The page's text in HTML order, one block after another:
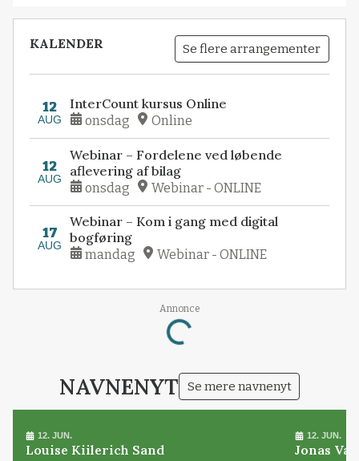
KALENDER Se flere arrangementer
12
AUG
InterCount kursus Online
onsdag Online
12
AUG
Webinar – Fordelene ved løbende
aflevering af bilag
onsdag Webinar - ONLINE
17
AUG
Webinar – Kom i gang med digital
bogføring
mandag Webinar - ONLINE
Annonce
Loading...
NAVNENYT Se mere navnenyt
12. JUN.
Louise Kiilerich Sand
12. JUN.
Jonas